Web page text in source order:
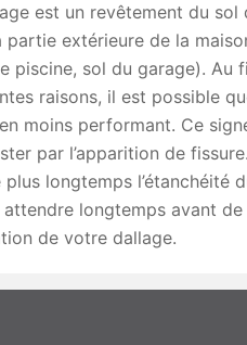
est un revêtement du
partie extérieure de la
piscine, sol du garage). Au
raisons, il est possible
moins performant. Ce
par l’apparition de
plus longtemps l’étanchéité
attendre longtemps avant
de votre dallage.